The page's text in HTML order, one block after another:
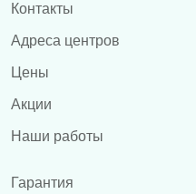
Контакты
Адреса центров
Цены
Акции
Наши работы
Гарантия